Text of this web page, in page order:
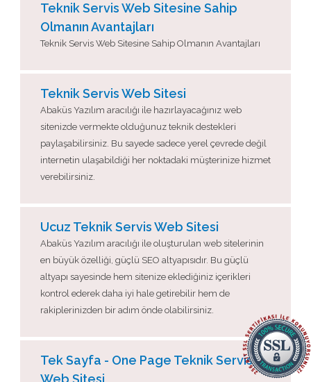
Teknik Servis Web Sitesine Sahip
Olmanın Avantajları
Teknik Servis Web Sitesine Sahip Olmanın Avantajları
Teknik Servis Web Sitesi
Abaküs Yazılım aracılığı ile hazırlayacağınız web
sitenizde vermekte olduğunuz teknik destekleri
paylaşabilirsiniz. Bu sayede sadece yerel çevrede değil
internetin ulaşabildiği her noktadaki müşterinize hizmet
verebilirsiniz.
Ucuz Teknik Servis Web Sitesi
Abaküs Yazılım aracılığı ile oluşturulan web sitelerinin
en büyük özelliği, güçlü SEO altyapısıdır. Bu güçlü
altyapı sayesinde hem sitenize eklediğiniz içerikleri
kontrol ederek daha iyi hale getirebilir hem de
rakiplerinizden bir adım önde olabilirsiniz.
Tek Sayfa - One Page Teknik Servis
Web Sitesi